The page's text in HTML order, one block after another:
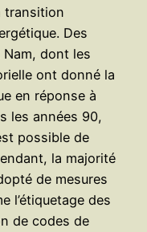
transition
Des
dont les
ont donné la
en réponse à
les années 90,
possible de
la majorité
de mesures
l’étiquetage des
de codes de